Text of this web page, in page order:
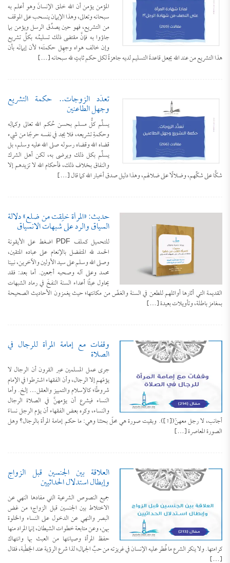
المؤمن يؤمن أن الله خلق الإنسانَ وهو أعلم به
سبحانه وتعالى، وهذا الإيمان ينسحب على الموقف
من التشريع، فهو حين يصدِّق الرسل ويؤمن بما
جاؤوا به فإنَّ مقتضى ذلك تسليمُه بكلِّ تشريع
وإن خالف هواه وجهِل حكمتَه؛ لأن إيمانَه بأن
هذا التشريع من عند الله يجعل قاعدةَ التسليم لديه جاهزةً لكل حكم ثابتٍ لله سبحانه […]
تعدُّد الزوجات.. حكمة التشريع
وجهل الطاعنين
يسلِّم كلُّ مسلم بحسن حُكم الله تعالى وكمالِه
وحكمةِ تشريعه، فلا يجد في نفسه حرجًا من شيء
قضاه الله وقضاه رسوله صلى الله عليه وسلم، بل
يسلِّم بكل ذلك ويرضى به، لكن أهل الشرك
والنفاق بخلاف ذلك، فأحكام الله لا تزيدهم إلا
شكًّا على شكِّهم، وضلالًا على ضلالهم، وهذا دليل صدق أخبار الله كما قال […]
حديث: «المرأة خُلِقت من ضلع» دلالة
السياق والرد على شبهات الانسياق
للتحميل كملف PDF اضغط على الأيقونة
الحمد لله المتفضل بالإنعام على عباده المتقين،
وصلى الله وسلم على سيد الأولين والآخرين، نبينا
محمد وعلى آله وصحبه أجمعين. أما بعد: فقد
يحاول عبثًا أعداء السنة النفخَ في رماد الشبهات
القديمة التي أثارها أوائلهم للطعن في السنة والغضّ من مكانتها؛ حيث يغمزون الأحاديث الصحيحة
بمغامز باطلة، وتأويلات بعيدة […]
وقفات مع إمامة المرأة للرجال في
الصلاة
جرى عمل المسلمين عبر القرون أن الرجال لا
يؤمّهم إلا الرجال، وأن الفقهاء اشترطوا في الإمام
شروطًا؛ كالإسلام والتمييز والعقل… إلخ. وأما
النساء فيشرع أن يؤمهنَّ في الصلاة الرجال
والنساء، وكره بعض الفقهاء أن يؤم الرجل نساءً
أجانب، لا رجل معهنّ([1]). وبقيت صورة هي محلّ بحثنا وهي: ما حكم إمامة المرأة بالرجال؟ وهل
الصورة المعاصرة […]
العلاقة بين الجنسين قبل الزواج
وإبطال استدلال الحداثيين
جميع النصوص الشرعية التي مفادها النهي عن
الاختلاط بين الجنسين قبل الزواج؛ من غض
البصر والنهي عن الدخول على النساء والخلوة
بهن، وعن متابعة خطوات الشيطان، إنما المراد منها
حفظ المرأة وصيانتها من العبث بها وانتهاك
كرامتها. ولا ينكر الشرع ما فُطر عليه الإنسان في غريزته من حبِّ الجمال؛ لذا شرع الرؤية عند الخِطْبة، فقال
[…]